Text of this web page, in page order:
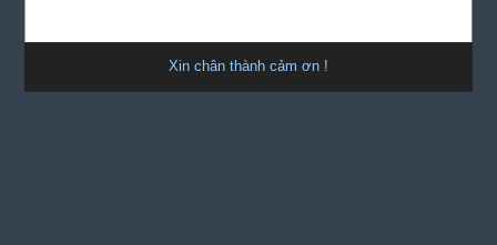
Xin chân thành cảm ơn !